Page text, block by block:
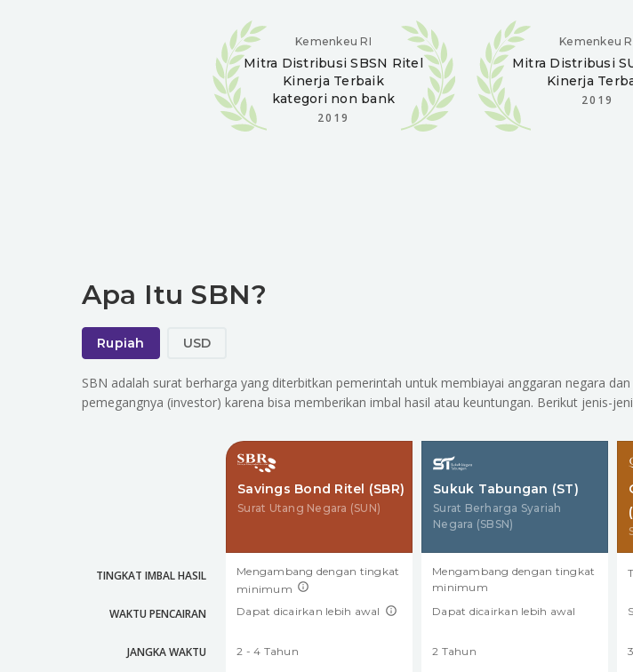
Kemenkeu RI
Mitra DistribusiSBSN Ritel
Kinerja Terbaik
kategori non bank
2019
Kemenkeu
Mitra Distribusi
Kinerja
2019
Apa Itu SBN?
Rupiah USD
SBN adalah surat berharga yang diterbitkan pemerintah untuk membiayai anggaran negara
pemegangnya (investor) karena bisa memberikan imbal hasil atau keuntungan. Berikut jenis-
TINGKAT IMBAL HASIL
WAKTU PENCAIRAN
JANGKA WAKTU
Savings Bond Ritel (SBR)
Surat Utang Negara (SUN)
Mengambang dengan tingkat
minimum
Dapat dicairkan lebih awal
2 - 4 Tahun
Sukuk Tabungan (ST)
Surat Berharga Syariah
Negara (SBSN)
Mengambang dengan tingkat
minimum
Dapat dicairkan lebih awal
2 Tahun